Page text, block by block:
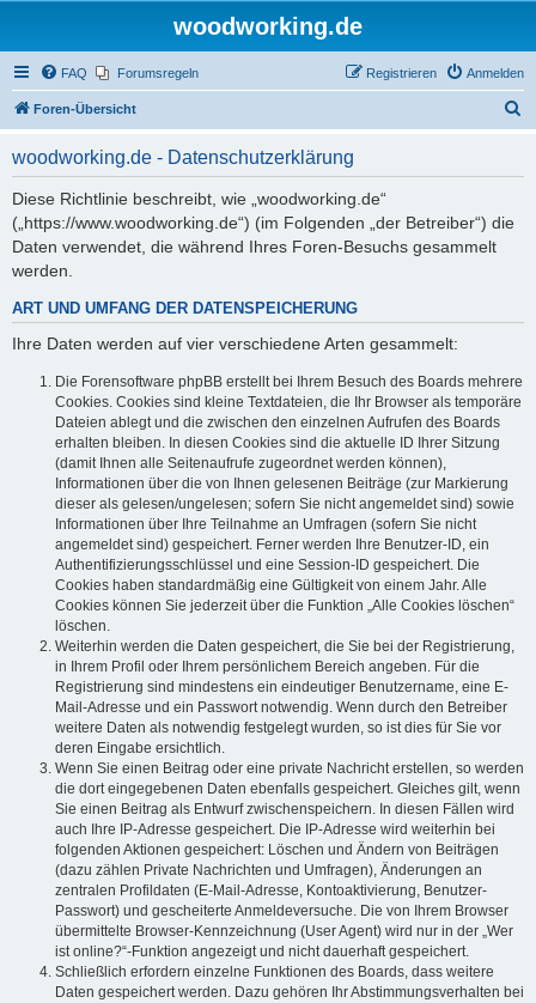
woodworking.de
FAQ Forumsregeln Anmelden
Registrieren
Foren-Übersicht
woodworking.de - Datenschutzerklärung
Diese Richtlinie beschreibt, wie „woodworking.de“
(„https://www.woodworking.de“) (im Folgenden „der Betreiber“) die
Daten verwendet, die während Ihres Foren-Besuchs gesammelt
werden.
ART UND UMFANG DER DATENSPEICHERUNG
Ihre Daten werden auf vier verschiedene Arten gesammelt:
Die Forensoftware phpBB erstellt bei Ihrem Besuch des Boards mehrere
Cookies. Cookies sind kleine Textdateien, die Ihr Browser als temporäre
Dateien ablegt und die zwischen den einzelnen Aufrufen des Boards
erhalten bleiben. In diesen Cookies sind die aktuelle ID Ihrer Sitzung
(damit Ihnen alle Seitenaufrufe zugeordnet werden können),
Informationen über die von Ihnen gelesenen Beiträge (zur Markierung
dieser als gelesen/ungelesen; sofern Sie nicht angemeldet sind) sowie
Informationen über Ihre Teilnahme an Umfragen (sofern Sie nicht
angemeldet sind) gespeichert. Ferner werden Ihre Benutzer-ID, ein
Authentifizierungsschlüssel und eine Session-ID gespeichert. Die
Cookies haben standardmäßig eine Gültigkeit von einem Jahr. Alle
Cookies können Sie jederzeit über die Funktion „Alle Cookies löschen“
löschen.
Weiterhin werden die Daten gespeichert, die Sie bei der Registrierung,
in Ihrem Profil oder Ihrem persönlichem Bereich angeben. Für die
Registrierung sind mindestens ein eindeutiger Benutzername, eine E-
Mail-Adresse und ein Passwort notwendig. Wenn durch den Betreiber
weitere Daten als notwendig festgelegt wurden, so ist dies für Sie vor
deren Eingabe ersichtlich.
Wenn Sie einen Beitrag oder eine private Nachricht erstellen, so werden
die dort eingegebenen Daten ebenfalls gespeichert. Gleiches gilt, wenn
Sie einen Beitrag als Entwurf zwischenspeichern. In diesen Fällen wird
auch Ihre IP-Adresse gespeichert. Die IP-Adresse wird weiterhin bei
folgenden Aktionen gespeichert: Löschen und Ändern von Beiträgen
(dazu zählen Private Nachrichten und Umfragen), Änderungen an
zentralen Profildaten (E-Mail-Adresse, Kontoaktivierung, Benutzer-
Passwort) und gescheiterte Anmeldeversuche. Die von Ihrem Browser
übermittelte Browser-Kennzeichnung (User Agent) wird nur in der „Wer
ist online?“-Funktion angezeigt und nicht dauerhaft gespeichert.
Schließlich erfordern einzelne Funktionen des Boards, dass weitere
Daten gespeichert werden. Dazu gehören Ihr Abstimmungsverhalten bei